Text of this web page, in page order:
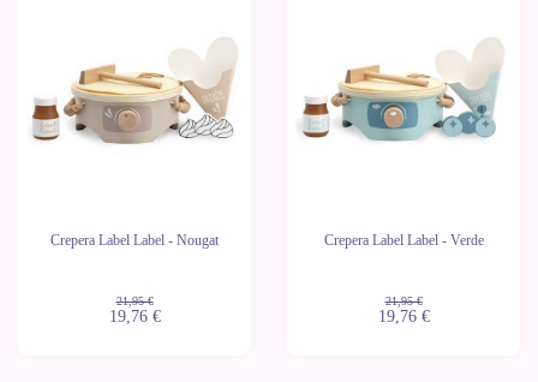
Crepera Label Label - Nougat
21,95 €
19,76 €
Crepera Label Label - Verde
21,95 €
19,76 €